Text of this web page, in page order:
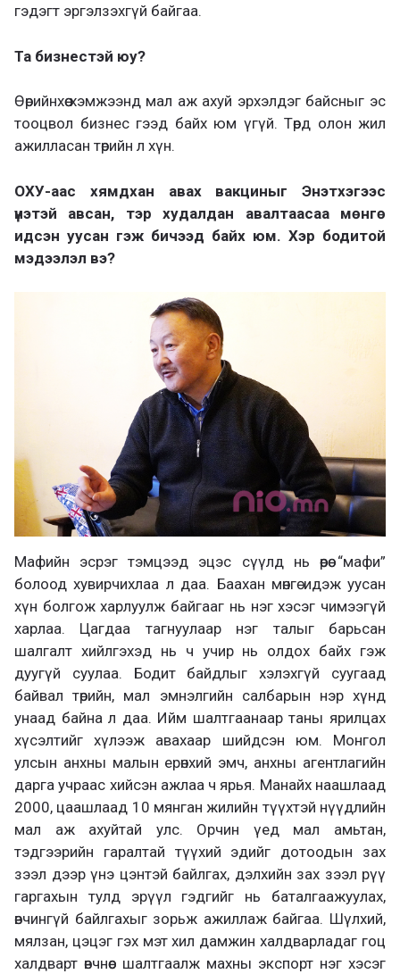
гэдэгт эргэлзэхгүй байгаа.
Та бизнестэй юу?
Өөрийнхөө хэмжээнд мал аж ахуй эрхэлдэг байсныг эс
тооцвол бизнес гээд байх юм үгүй. Төрд олон жил
ажилласан төрийн л хүн.
ОХУ-аас хямдхан авах вакциныг Энэтхэгээс
үнэтэй авсан, тэр худалдан авалтаасаа мөнгө
идсэн уусан гэж бичээд байх юм. Хэр бодитой
мэдээлэл вэ?
Мафийн эсрэг тэмцээд эцэс сүүлд нь өөрөө “мафи”
болоод хувирчихлаа л даа. Баахан мөнгө идэж уусан
хүн болгож харлуулж байгааг нь нэг хэсэг чимээгүй
харлаа. Цагдаа тагнуулаар нэг талыг барьсан
шалгалт хийлгэхэд нь ч учир нь олдох байх гэж
дуугүй суулаа. Бодит байдлыг хэлэхгүй суугаад
байвал төрийн, мал эмнэлгийн салбарын нэр хүнд
унаад байна л даа. Ийм шалтгаанаар таны ярилцах
хүсэлтийг хүлээж авахаар шийдсэн юм. Монгол
улсын анхны малын ерөнхий эмч, анхны агентлагийн
дарга учраас хийсэн ажлаа ч ярья. Манайх наашлаад
2000, цаашлаад 10 мянган жилийн түүхтэй нүүдлийн
мал аж ахуйтай улс. Орчин үед мал амьтан,
тэдгээрийн гаралтай түүхий эдийг дотоодын зах
зээл дээр үнэ цэнтэй байлгах, дэлхийн зах зээл рүү
гаргахын тулд эрүүл гэдгийг нь баталгаажуулах,
өвчингүй байлгахыг зорьж ажиллаж байгаа. Шүлхий,
мялзан, цэцэг гэх мэт хил дамжин халдварладаг гоц
халдварт өвчнөөс шалтгаалж махны экспорт нэг хэсэг